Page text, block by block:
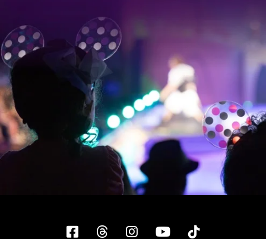
Facebook
ThreadsInstagram
YouTubeTiktok